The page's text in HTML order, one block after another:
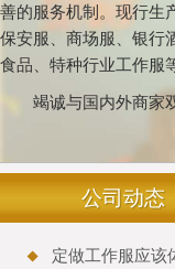
善的服务机制。现行生
保安服、商场服、银行
食品、特种行业工作服
竭诚与国内外商家
公司动态
定做工作服应该